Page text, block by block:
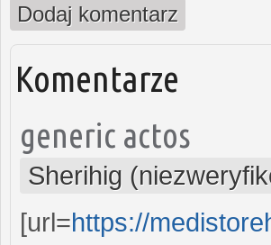
Dodaj komentarz
Komentarze
generic actos
Sherihig
[url=https://